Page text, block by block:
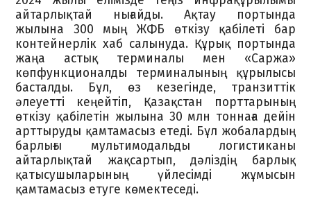
айтарлықтай нығайды. Ақтау портында
жылына 300 мың ЖФБ өткізу қабілеті бар
контейнерлік хаб салынуда. Құрық портында
жаңа астық терминалы мен «Саржа»
көпфункционалды терминалының құрылысы
басталды. Бұл, өз кезегінде, транзиттік
әлеуетті кеңейтіп, Қазақстан порттарының
өткізу қабілетін жылына 30 млн тоннаға дейін
арттыруды қамтамасыз етеді. Бұл жобалардың
барлығы мультимодальды логистиканы
айтарлықтай жақсартып, дәліздің барлық
қатысушыларының үйлесімді жұмысын
қамтамасыз етуге көмектеседі.